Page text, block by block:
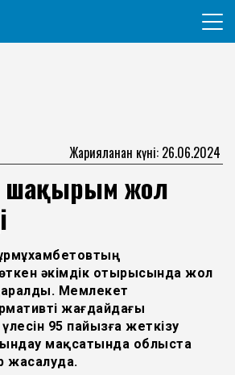
гражданин
Жарияланған күні: 26.06.2024
шақырым жол
әкімдік отырысында жол
Мемлекет
жағдайдағы
95 пайызға жеткізу
мақсатында облыста
жасалуда.